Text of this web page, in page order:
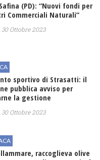
(PD): “Nuovi fondi per
Commerciali Naturali”
Ottobre 2023
sportivo di Strasatti: il
pubblica avviso per
la gestione
Ottobre 2023
raccoglieva olive